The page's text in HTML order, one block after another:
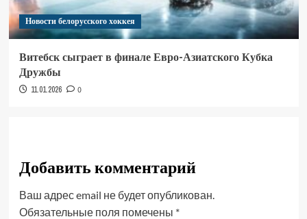
Новости белорусского хоккея
Витебск сыграет в финале Евро-Азиатского Кубка
Дружбы
11.01.2026 0
Добавить комментарий
Ваш адрес email не будет опубликован.
Обязательные поля помечены *